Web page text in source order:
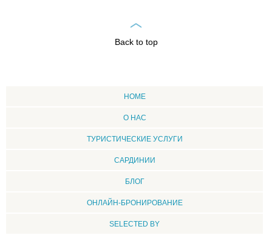
Back to top
HOME
О НАС
ТУРИСТИЧЕСКИЕ УСЛУГИ
CАРДИНИИ
БЛОГ
ОНЛАЙН-БРОНИРОВАНИЕ
SELECTED BY